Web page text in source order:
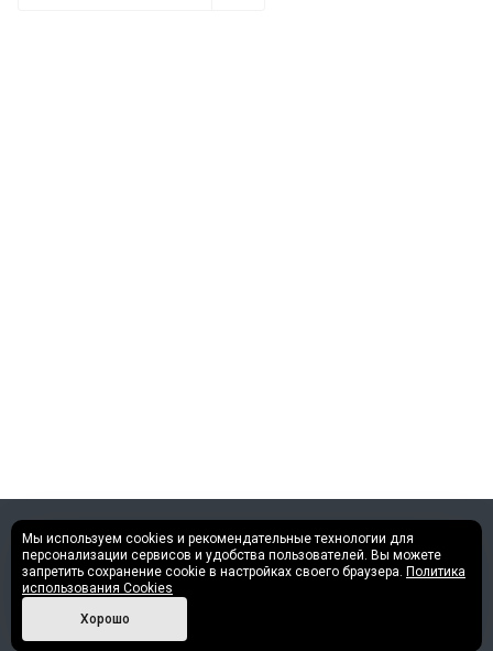
©2013 - 2026 Все права защищены.
Политика конфиденциальности
Мы используем cookies и рекомендательные технологии для
персонализации сервисов и удобства пользователей. Вы можете
запретить сохранение cookie в настройках своего браузера. Политика
использования Cookies
Хорошо